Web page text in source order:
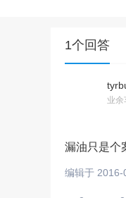
1个回答
业余
漏油只是个
编辑于